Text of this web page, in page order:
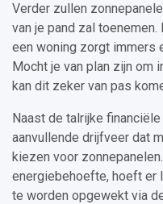
Verder zullen
van je pand zal
een woning zorgt immers
Mocht je van plan zijn om
kan dit zeker van pas
Naast de talrijke
aanvullende drijfveer dat
kiezen voor
energiebehoefte, hoeft
te worden opgewekt via